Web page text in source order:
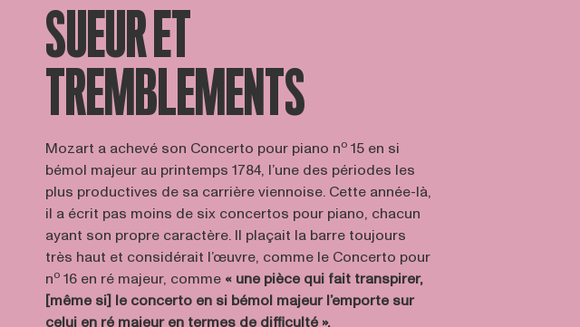
SUEUR ET
TREMBLEMENTS
Mozart a achevé son Concerto pour piano no15 en si
bémol majeur au printemps 1784, l’une des périodes les
plus productives de sa carrière viennoise. Cette année-là,
il a écrit pas moins de six concertos pour piano, chacun
ayant son propre caractère. Il plaçait la barre toujours
très haut et considérait l’œuvre, comme le Concerto pour
no16 en ré majeur, comme « une pièce qui fait transpirer,
[même si] le concerto en si bémol majeur l’emporte sur
celui en ré majeur en termes de difficulté ».